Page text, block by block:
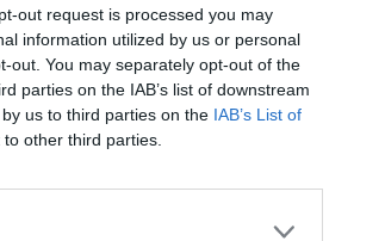
out request is processed you may
information utilized by us or personal
out. You may separately opt-out of the
parties on the IAB’s list of downstream
us to third parties on the IAB’s List of
other third parties.